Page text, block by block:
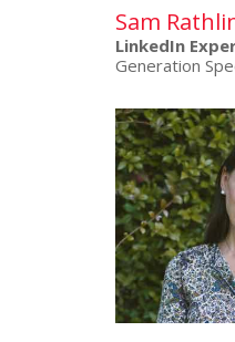
Sam
LinkedIn
Generation